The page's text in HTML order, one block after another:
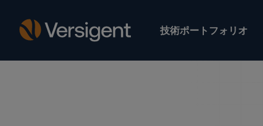
技術ポートフォリオ